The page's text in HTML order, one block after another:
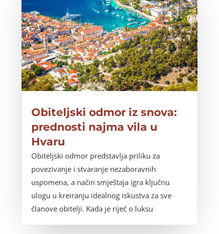
Obiteljski odmor iz snova:
prednosti najma vila u
Hvaru
Obiteljski odmor predstavlja priliku za
povezivanje i stvaranje nezaboravnih
uspomena, a način smještaja igra ključnu
ulogu u kreiranju idealnog iskustva za sve
članove obitelji. Kada je riječ o luksu